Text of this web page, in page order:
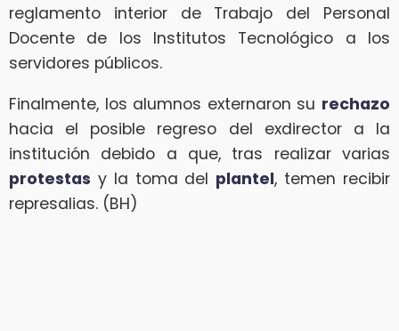
reglamento interior de Trabajo del Personal
Docente de los Institutos Tecnológico a los
servidores públicos.
Finalmente, los alumnos externaron su rechazo
hacia el posible regreso del exdirector a la
institución debido a que, tras realizar varias
protestas y la toma del plantel, temen recibir
represalias. (BH)